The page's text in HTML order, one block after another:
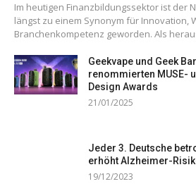
Im heutigen Finanzbildungssektor ist der
längst zu einem Synonym für Innovation,
Branchenkompetenz geworden. Als
Geekvape und Geek
renommierten MUSE-
Design Awards
21/01/2025
Jeder 3. Deutsche
erhöht Alzheimer-
19/12/2023